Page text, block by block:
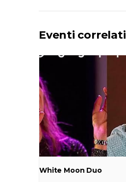
Eventi correlati
White Moon Duo